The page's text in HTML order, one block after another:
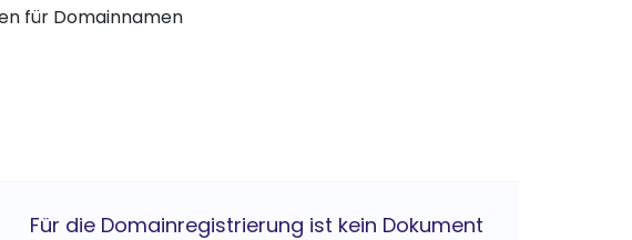
für Domainnamen
Für die Domainregistrierung ist kein Dokument